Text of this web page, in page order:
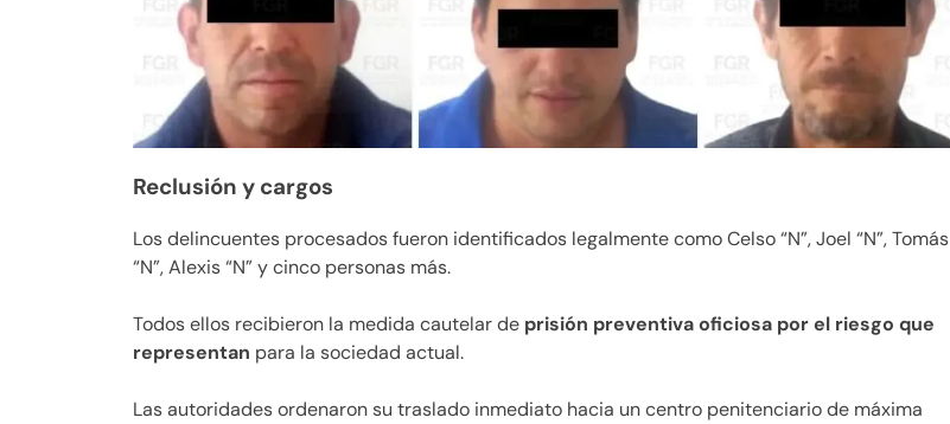
Reclusión y cargos
Los delincuentes procesados fueron identificados legalmente como Celso “N”, Joel “N”, Tomás
“N”, Alexis “N” y cinco personas más.
Todos ellos recibieron la medida cautelar de prisión preventiva oficiosa por el riesgo que
representan para la sociedad actual.
Las autoridades ordenaron su traslado inmediato hacia un centro penitenciario de máxima